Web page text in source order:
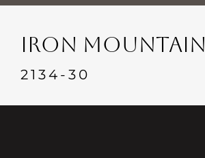
Εκδηλώσεις
Επαφή
IRON MOUNTAIN
2134-30